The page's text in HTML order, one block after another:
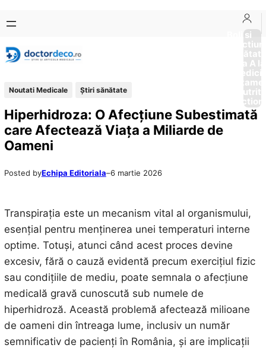
conținut
content
Boli si
Afectiuni
Sănătate
de la A
Noutati Medicale Ştiri sănătate
Hiperhidroza: O Afecțiune Subestimată
care Afectează Viața a Miliarde de
Oameni
Posted byEchipa Editoriala–6 martie 2026
Transpirația este un mecanism vital al organismului,
esențial pentru menținerea unei temperaturi interne
optime. Totuși, atunci când acest proces devine
excesiv, fără o cauză evidentă precum exercițiul fizic
sau condițiile de mediu, poate semnala o afecțiune
medicală gravă cunoscută sub numele de
hiperhidroză. Această problemă afectează milioane
de oameni din întreaga lume, inclusiv un număr
semnificativ de pacienți în România, și are implicații